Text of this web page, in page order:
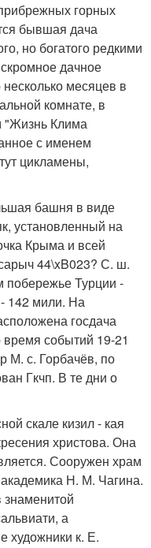
горных
бывшая дача
но богатого редкими
дачное
месяцев в
комнате, в
"Жизнь Клима
с именем
цикламены,
башня в виде
установленный на
Крыма и всей
44\xB023? С. ш.
побережье Турции -
142 мили. На
госдача
событий 19-21
М. с. Горбачёв, по
Гкчп. В те дни о
скале кизил - кая
христова. Она
Сооружен храм
академика Н. М. Чагина.
а
художники к. Е.